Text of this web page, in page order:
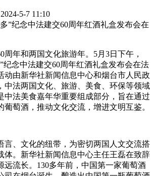
2024-5-7 11:10
周年和两国文化旅游年。5月3日下午，
纪念中法建交60周年红酒礼盒发布会在法
动由新华社新闻信息中心和烟台市人民政
中法两国文化、旅游、美食、环保等领域
中法美食嘉年华重要组成部分，旨在通过
葡萄酒，推动文化交流，增进文明互鉴。
言、文化的纽带，为密切两国人文交流搭
体。新华社新闻信息中心主任王磊在致辞
远流长。130多年前，中国第一家葡萄酒